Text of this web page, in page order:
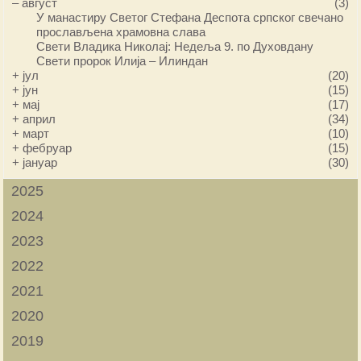
–август
(3)
У манастиру Светог Стефана Деспота српског свечано
прослављена храмовна слава
Свети Владика Николај: Недеља 9. по Духовдану
Свети пророк Илија – Илиндан
+ јул
(20)
+ јун
(15)
+ мај
(17)
+април
(34)
+ март
(10)
+фебруар
(15)
+ јануар (30)
2025
2024
2023
2022
2021
2020
2019